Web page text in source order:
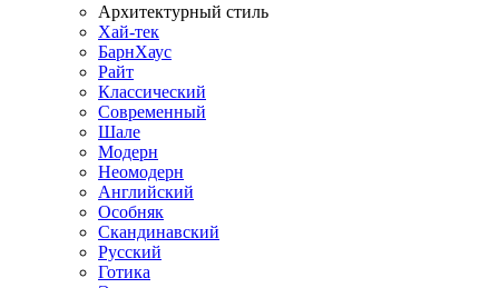
Архитектурный стиль
Хай-тек
БарнХаус
Райт
Классический
Современный
Шале
Модерн
Неомодерн
Английский
Особняк
Скандинавский
Русский
Готика